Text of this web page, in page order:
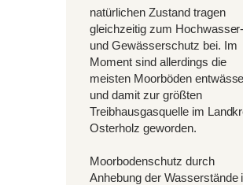
natürlichen Zustand tragen
gleichzeitig zum Hochwasser-
und Gewässerschutz bei. Im
Moment sind allerdings die
meisten Moorböden
und damit zur größten
Treibhausgasquelle im
Osterholz geworden.
Moorbodenschutz durch
Anhebung der Wasserstände